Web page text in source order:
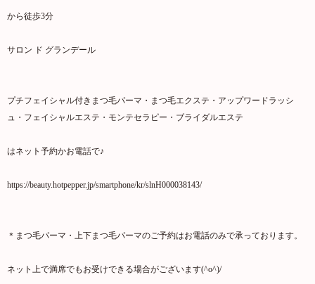
から徒歩3分
サロン ド グランデール
プチフェイシャル付きまつ毛パーマ・まつ毛エクステ・アップワードラッシ
ュ・フェイシャルエステ・モンテセラピー・ブライダルエステ
はネット予約かお電話で♪
https://beauty.hotpepper.jp/smartphone/kr/slnH000038143/
＊まつ毛パーマ・上下まつ毛パーマのご予約はお電話のみで承っております。
ネット上で満席でもお受けできる場合がございます(^o^)/